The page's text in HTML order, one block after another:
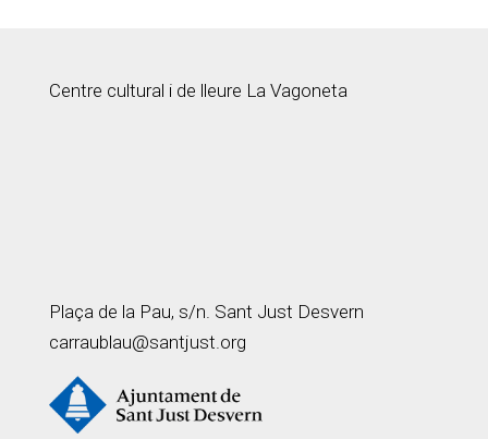
Centre cultural i de lleure La Vagoneta
Plaça de la Pau, s/n. Sant Just Desvern
carraublau@santjust.org